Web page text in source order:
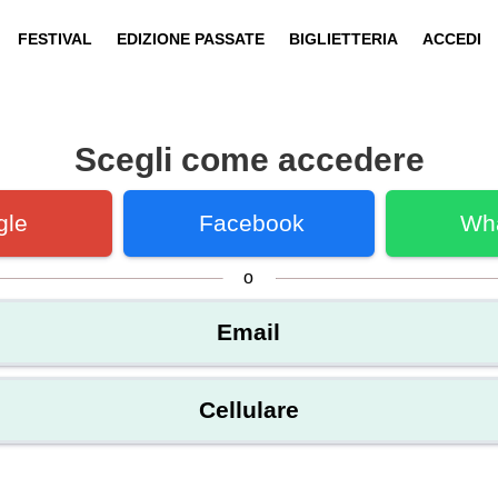
FESTIVAL EDIZIONE PASSATE BIGLIETTERIA ACCEDI
Scegli come accedere
Facebook
o
Email
Cellulare